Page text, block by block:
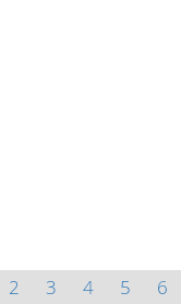
2 3 4 5 6